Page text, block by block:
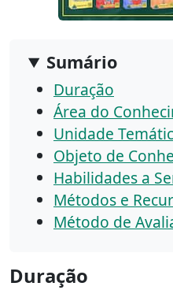
Sumário
Duração
Área do
Unidade
Objeto de
Habilidades a
Métodos e
Método de
Duração